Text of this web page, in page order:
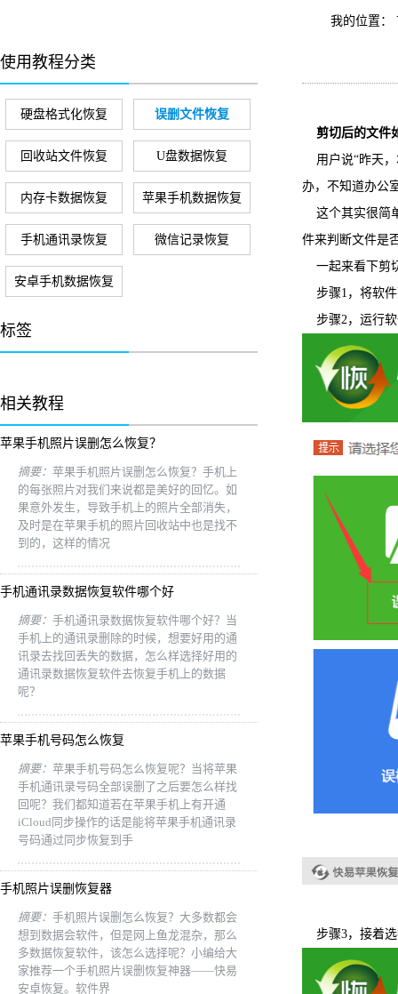
我的位置：
使用教程分类
硬盘格式化恢复 误删文件恢复
回收站文件恢复 U盘数据恢复
内存卡数据恢复 苹果手机数据恢复
手机通讯录恢复 微信记录恢复
安卓手机数据恢复
标签
相关教程
苹果手机照片误删怎么恢复？
摘要： 苹果手机照片误删怎么恢复？手机上
的每张照片对我们来说都是美好的回忆。如
果意外发生，导致手机上的照片全部消失，
及时是在苹果手机的照片回收站中也是找不
到的，这样的情况
手机通讯录数据恢复软件哪个好
摘要： 手机通讯录数据恢复软件哪个好？当
手机上的通讯录删除的时候，想要好用的通
讯录去找回丢失的数据，怎么样选择好用的
通讯录数据恢复软件去恢复手机上的数据
呢？
苹果手机号码怎么恢复
摘要： 苹果手机号码怎么恢复呢？当将苹果
手机通讯录号码全部误删了之后要怎么样找
回呢？我们都知道若在苹果手机上有开通
iCloud同步操作的话是能将苹果手机通讯录
号码通过同步恢复到手
手机照片误删恢复器
摘要： 手机照片误删怎么恢复？大多数都会
想到数据会软件，但是网上鱼龙混杂，那么
多数据恢复软件，该怎么选择呢？小编给大
家推荐一个手机照片误删恢复神器——快易
安卓恢复。软件界
剪切后的文件
用户说“昨天
办，不知道办公
这个其实很简
件来判断文件是
一起来看下剪
步骤1，将软
步骤2，运行
步骤3，接着